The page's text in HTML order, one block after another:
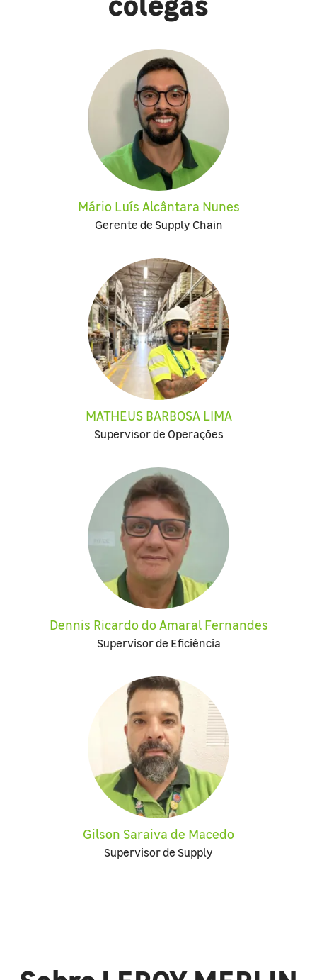
Mário Luís Alcântara Nunes
Gerente de Supply Chain
MATHEUS BARBOSA LIMA
Supervisor de Operações
Dennis Ricardo do Amaral Fernandes
Supervisor de Eficiência
Gilson Saraiva de Macedo
Supervisor de Supply